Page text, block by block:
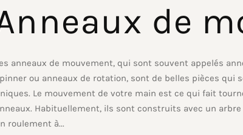
de
anneaux de mouvement, qui sont souvent appelés
ou anneaux de rotation, sont de belles pièces qui
Le mouvement de votre main est ce qui fait
Habituellement, ils sont construits avec un arbre
roulement à...